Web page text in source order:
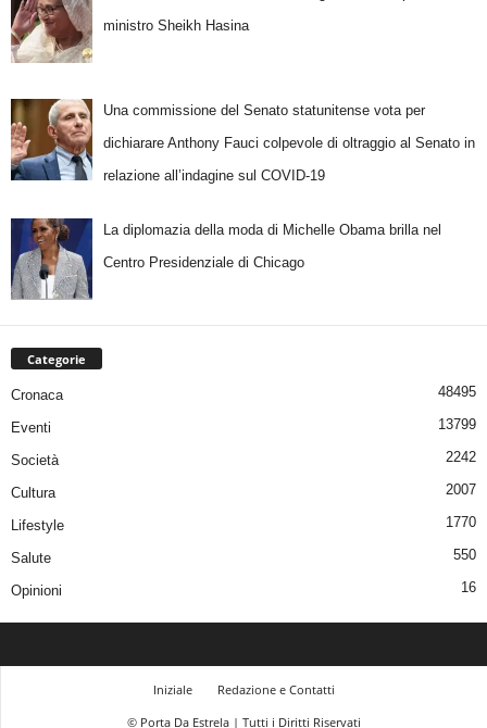
ministro Sheikh Hasina
Una commissione del Senato statunitense vota per
dichiarare Anthony Fauci colpevole di oltraggio al Senato in
relazione all’indagine sul COVID-19
La diplomazia della moda di Michelle Obama brilla nel
Centro Presidenziale di Chicago
Categorie
Cronaca 48495
Eventi 13799
Società 2242
Cultura 2007
Lifestyle 1770
Salute 550
Opinioni 16
Iniziale
Redazione e Contatti
© Porta Da Estrela | Tutti i Diritti Riservati